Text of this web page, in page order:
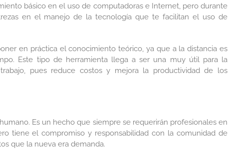
básico en el uso de computadoras e Internet, pero durante
en el manejo de la tecnología que te facilitan el uso de
en práctica el conocimiento teórico, ya que a la distancia es
Este tipo de herramienta llega a ser una muy útil para la
pues reduce costos y mejora la productividad de los
Es un hecho que siempre se requerirán profesionales en
tiene el compromiso y responsabilidad con la comunidad de
que la nueva era demanda.